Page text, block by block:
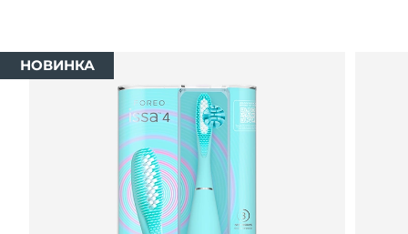
НОВИНКА
Вьетнам